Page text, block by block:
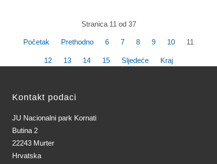
Stranica 11 od 37
Početak Prethodno 6 7 8 9 10 11
12 13 14 15 Sljedeće Kraj
Kontakt podaci
JU Nacionalni park Kornati
Butina 2
22243 Murter
Hrvatska